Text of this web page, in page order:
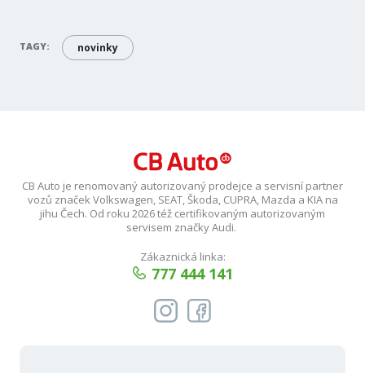
TAGY: novinky
CB Auto je renomovaný autorizovaný prodejce a servisní partner
vozů značek Volkswagen, SEAT, Škoda, CUPRA, Mazda a KIA na
jihu Čech. Od roku 2026 též certifikovaným autorizovaným
servisem značky Audi.
Zákaznická linka:
777 444 141